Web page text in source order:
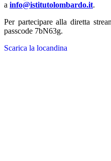
a info@istitutolombardo.it.
Per partecipare alla diretta
passcode 7bN63g.
Scarica la locandina